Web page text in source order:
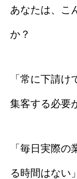
あなたは、こ
か？
「常に下請
集客する必要
「毎日実際
る時間はない」